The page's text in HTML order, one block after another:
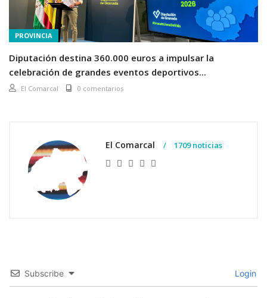
PROVINCIA
Diputación destina 360.000 euros a impulsar la
celebración de grandes eventos deportivos...
El Comarcal 0 comentarios
El Comarcal 1709 noticias
Subscribe Login